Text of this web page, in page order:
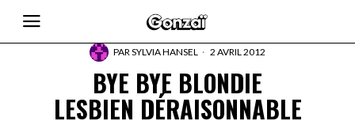
PARSYLVIA HANSEL 2 AVRIL 2012
BYE BYE BLONDIE
LESBIEN DÉRAISONNABLE